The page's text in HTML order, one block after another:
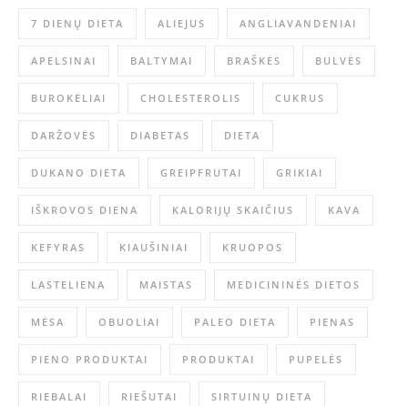
7 DIENŲ DIETA ALIEJUS ANGLIAVANDENIAI
APELSINAI BALTYMAI BRAŠKĖS BULVĖS
BUROKĖLIAI CHOLESTEROLIS CUKRUS
DARŽOVĖS DIABETAS DIETA
DUKANO DIETA GREIPFRUTAI GRIKIAI
IŠKROVOS DIENA KALORIJŲ SKAIČIUS KAVA
KEFYRAS KIAUŠINIAI KRUOPOS
LASTELIENA MAISTAS MEDICININĖS DIETOS
MĖSA OBUOLIAI PALEO DIETA PIENAS
PIENO PRODUKTAI PRODUKTAI PUPELĖS
RIEBALAI RIEŠUTAI SIRTUINŲ DIETA